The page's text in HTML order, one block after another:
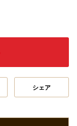
シェア